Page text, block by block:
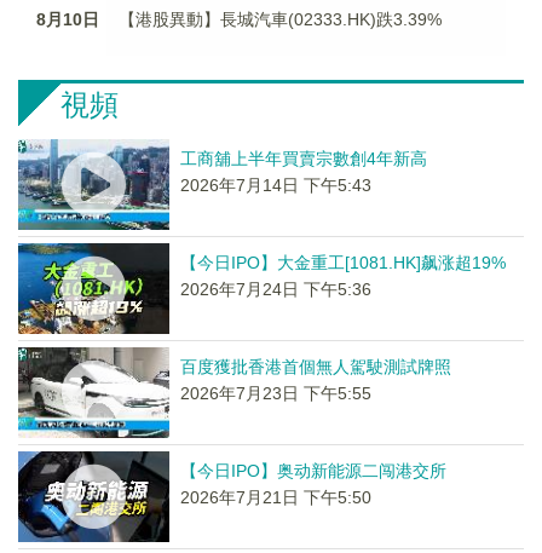
8月10日 【港股異動】長城汽車(02333.HK)跌3.39%
視頻
工商舖上半年買賣宗數創4年新高
2026年7月14日 下午5:43
【今日IPO】大金重工[1081.HK]飙涨超19%
2026年7月24日 下午5:36
百度獲批香港首個無人駕駛測試牌照
2026年7月23日 下午5:55
【今日IPO】奥动新能源二闯港交所
2026年7月21日 下午5:50